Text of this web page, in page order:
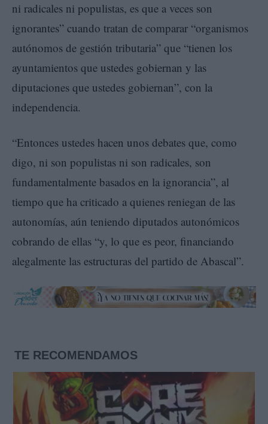
ni radicales ni populistas, es que a veces son
ignorantes” cuando tratan de comparar “organismos
autónomos de gestión tributaria” que “tienen los
ayuntamientos que ustedes gobiernan y las
diputaciones que ustedes gobiernan”, con la
independencia.
“Entonces ustedes hacen unos debates que, como
digo, ni son populistas ni son radicales, son
fundamentalmente basados en la ignorancia”, al
tiempo que ha criticado a quienes reniegan de las
autonomías, aún teniendo diputados autonómicos
cobrando de ellas “y, lo que es peor, financiando
alegalmente las estructuras del partido de Abascal”.
TE RECOMENDAMOS